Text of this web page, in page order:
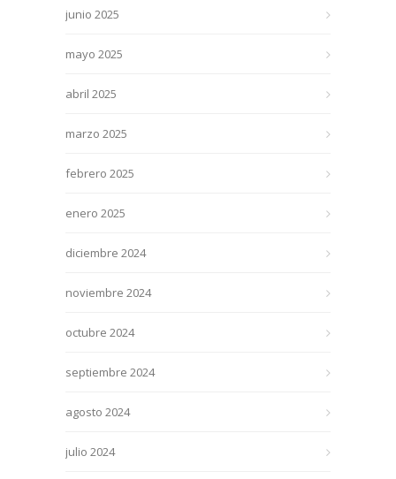
junio 2025
mayo 2025
abril 2025
marzo 2025
febrero 2025
enero 2025
diciembre 2024
noviembre 2024
octubre 2024
septiembre 2024
agosto 2024
julio 2024